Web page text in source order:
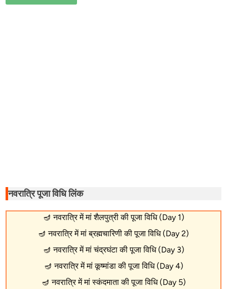
नवरात्रि पूजा विधि लिंक
🪔 नवरात्रि में मां शैलपुत्री की पूजा विधि (Day 1)
🪔 नवरात्रि में मां ब्रह्मचारिणी की पूजा विधि (Day 2)
🪔 नवरात्रि में मां चंद्रघंटा की पूजा विधि (Day 3)
🪔 नवरात्रि में मां कूष्मांडा की पूजा विधि (Day 4)
🪔 नवरात्रि में मां स्कंदमाता की पूजा विधि (Day 5)